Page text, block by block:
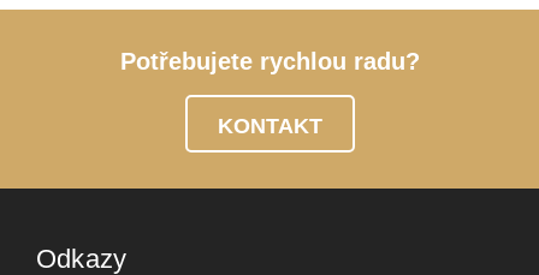
Potřebujete rychlou radu?
KONTAKT
Odkazy